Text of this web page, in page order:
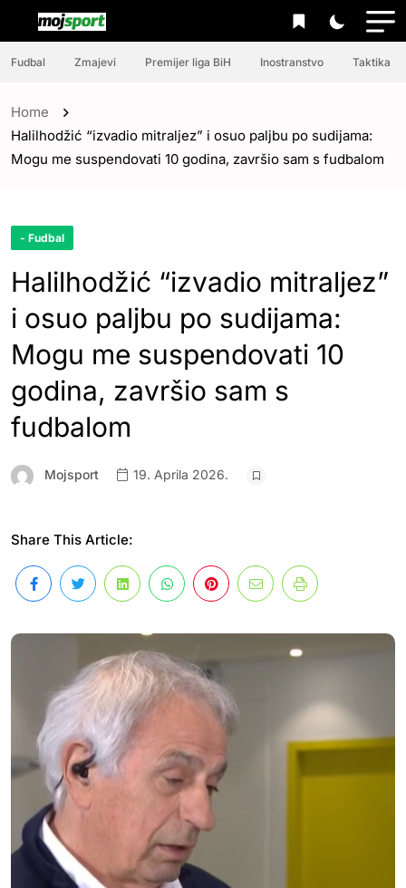
Fudbal Zmajevi Premijer liga BiH Inostranstvo Taktika
Home
Halilhodžić “izvadio mitraljez” i osuo paljbu po sudijama:
Mogu me suspendovati 10 godina, završio sam s fudbalom
- Fudbal
Halilhodžić “izvadio mitraljez”
i osuo paljbu po sudijama:
Mogu me suspendovati 10
godina, završio sam s
fudbalom
Mojsport 19. Aprila 2026.
Share This Article: